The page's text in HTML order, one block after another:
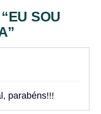
“EU SOU
parabéns!!!